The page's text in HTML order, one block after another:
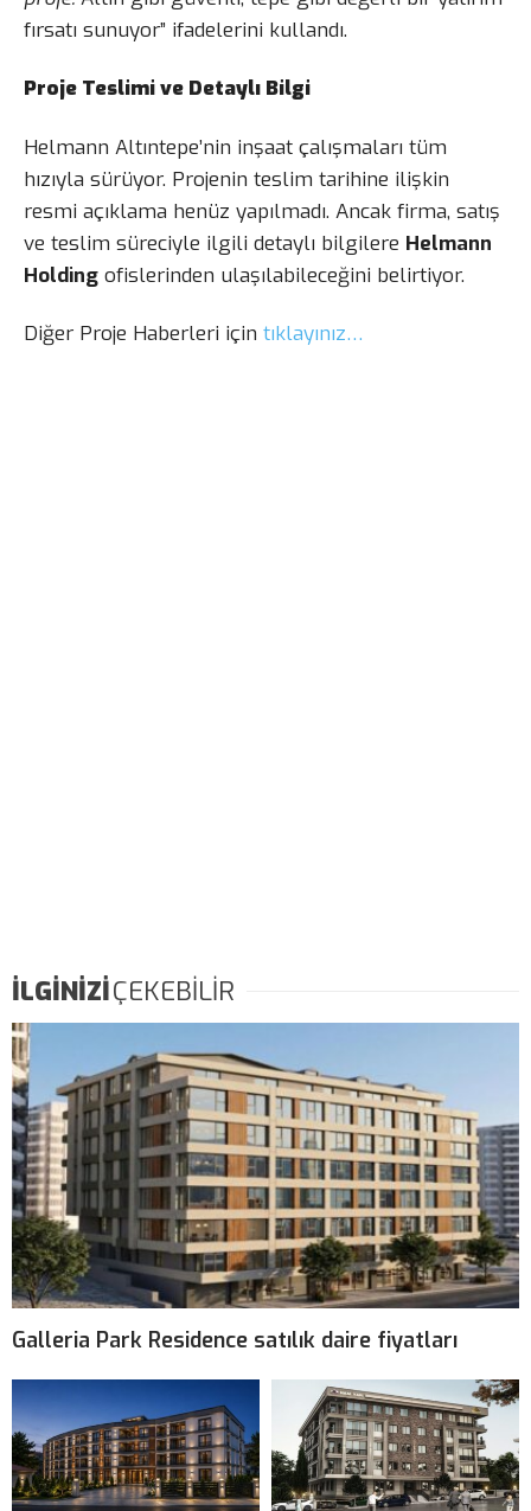
fırsatı sunuyor” ifadelerini kullandı.
Proje Teslimi ve Detaylı Bilgi
Helmann Altıntepe’nin inşaat çalışmaları tüm
hızıyla sürüyor. Projenin teslim tarihine ilişkin
resmi açıklama henüz yapılmadı. Ancak firma, satış
ve teslim süreciyle ilgili detaylı bilgilere Helmann
Holding ofislerinden ulaşılabileceğini belirtiyor.
Diğer Proje Haberleri için tıklayınız…
İLGİNİZİÇEKEBİLİR
Galleria Park Residence satılık daire fiyatları